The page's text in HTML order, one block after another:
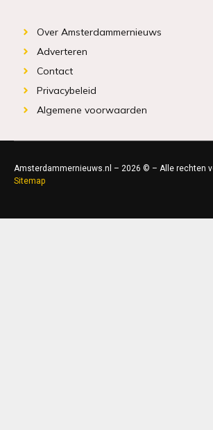
Over Amsterdammernieuws
Adverteren
Contact
Privacybeleid
Algemene voorwaarden
Amsterdammernieuws.nl – 2026 © – Alle rechten
Sitemap